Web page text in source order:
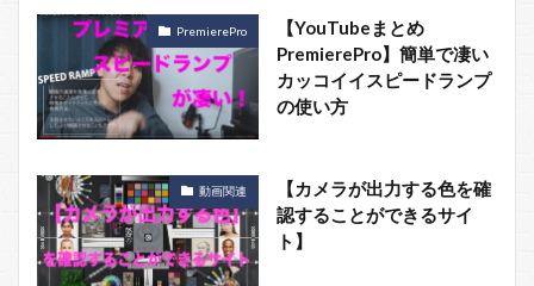
PremierePro
【YouTubeまとめ
PremierePro】簡単で凄い
カッコイイスピードランプ
の使い方
動画関連
【カメラが出力する色を確
認することができるサイ
ト】